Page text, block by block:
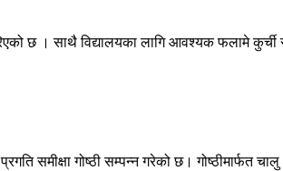
छ । साथै विद्यालयका लागि आवश्यक फलामे
समीक्षा गोष्ठी सम्पन्न गरेको छ। गोष्ठीमार्फत